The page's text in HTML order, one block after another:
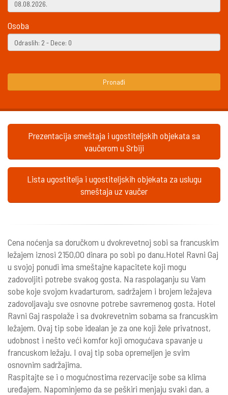
Osoba
Pronađi
Prezentacija smeštaja i ugostiteljskih objekata sa
vaučerom u Srbiji
Lista ugostitelja i ugostiteljskih objekata za uslugu
smeštaja uz vaučer
Cena noćenja sa doručkom u dvokrevetnoj sobi sa francuskim
ležajem iznosi 2150,00 dinara po sobi po danu.Hotel Ravni Gaj
u svojoj ponudi ima smeštajne kapacitete koji mogu
zadovoljiti potrebe svakog gosta. Na raspolaganju su Vam
sobe koje svojom kvadarturom, sadržajem i brojem ležajeva
zadovoljavaju sve osnovne potrebe savremenog gosta. Hotel
Ravni Gaj raspolaže i sa dvokrevetnim sobama sa francuskim
ležajem. Ovaj tip sobe idealan je za one koji žele privatnost,
udobnost i nešto veći komfor koji omogućava spavanje u
francuskom ležaju. I ovaj tip soba opremeljen je svim
osnovnim sadržajima.
Raspitajte se i o mogućnostima rezervacije sobe sa klima
uređajem. Napominjemo da se peškiri menjaju svaki dan, a